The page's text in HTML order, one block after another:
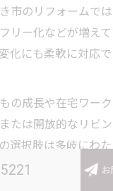
市のリフォームで
リー化などが増え
化にも柔軟に対応
の成長や在宅ワーク
たは開放的なリビ
選択肢は多岐にわ
置や段差解消など